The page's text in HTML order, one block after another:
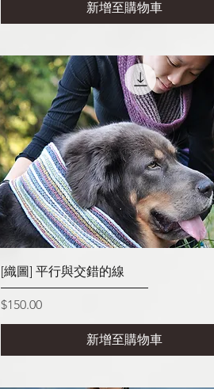
新增至購物車
快速瀏覽
[織圖] 平行與交錯的線
價格
$150.00
新增至購物車